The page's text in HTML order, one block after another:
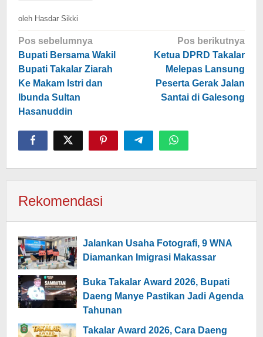
oleh Hasdar Sikki
Navigasi
pos
Pos sebelumnya
Bupati Bersama Wakil
Bupati Takalar Ziarah
Ke Makam Istri dan
Ibunda Sultan
Hasanuddin
Pos berikutnya
Ketua DPRD Takalar
Melepas Lansung
Peserta Gerak Jalan
Santai di Galesong
Rekomendasi
Jalankan Usaha Fotografi, 9 WNA
Diamankan Imigrasi Makassar
Buka Takalar Award 2026, Bupati
Daeng Manye Pastikan Jadi Agenda
Tahunan
Takalar Award 2026, Cara Daeng